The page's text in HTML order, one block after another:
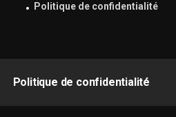
Politique de confidentialité
Politique de confidentialité